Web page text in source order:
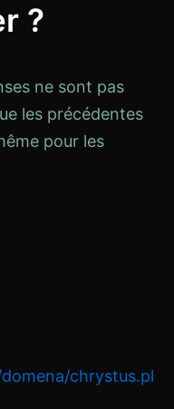
?
ne sont pas
les précédentes
pour les
chrystus.pl